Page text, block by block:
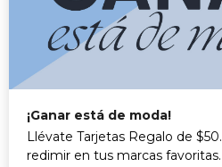
¡Ganar está de moda!
Llévate Tarjetas Regalo de
redimir en tus marcas favoritas.